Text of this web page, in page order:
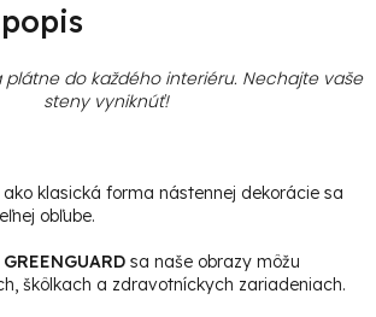
plátne do každého interiéru. Nechajte vaše
steny vyniknúť!
klasická forma nástennej dekorácie sa
obľube.
GREENGUARD sa naše obrazy môžu
škôlkach a zdravotníckych zariadeniach.